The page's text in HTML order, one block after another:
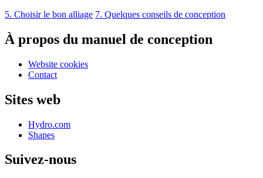
5. Choisir le bon alliage 7. Quelques conseils de conception
À propos du manuel de conception
Website cookies
Contact
Sites web
Hydro.com
Shapes
Suivez-nous